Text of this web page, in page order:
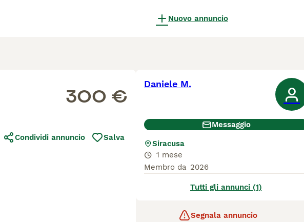
Nuovo annuncio
300 €
Condividi annuncio Salva
Daniele M.
Messaggio
Siracusa
1 mese
Membro da 2026
Tutti gli annunci (1)
Segnala annuncio